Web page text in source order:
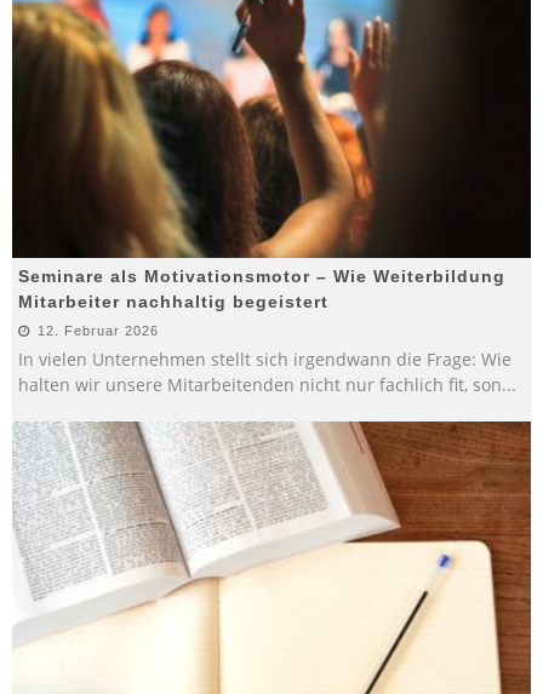
Seminare als Motivationsmotor – Wie Weiterbildung
Mitarbeiter nachhaltig begeistert
12. Februar 2026
In vielen Unternehmen stellt sich irgendwann die Frage: Wie
halten wir unsere Mitarbeitenden nicht nur fachlich fit, son...